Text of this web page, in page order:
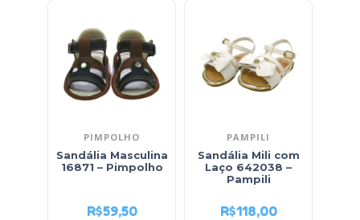
PIMPOLHO
Sandália Masculina
16871 – Pimpolho
R$59,50
PAMPILI
Sandália Mili com
Laço 642038 –
Pampili
R$118,00